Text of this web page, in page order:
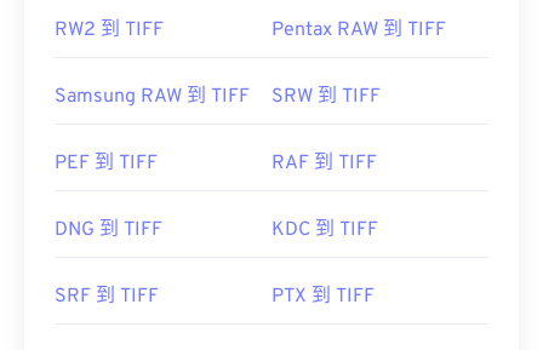
RW2 到 TIFF Pentax RAW 到 TIFF
Samsung RAW 到 TIFF SRW 到 TIFF
PEF 到 TIFF RAF 到 TIFF
DNG 到 TIFF KDC 到 TIFF
SRF 到 TIFF PTX 到 TIFF